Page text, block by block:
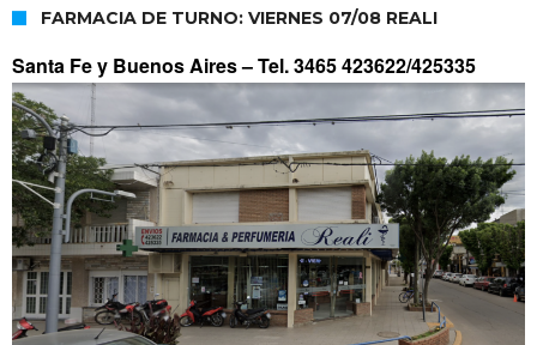
FARMACIA DE TURNO: VIERNES 07/08 REALI
Santa Fe y Buenos Aires –Tel. 3465 423622/425335